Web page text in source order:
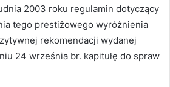
2003 roku regulamin dotyczący
tego prestiżowego wyróżnienia
rekomendacji wydanej
24 września br. kapitułę do spraw